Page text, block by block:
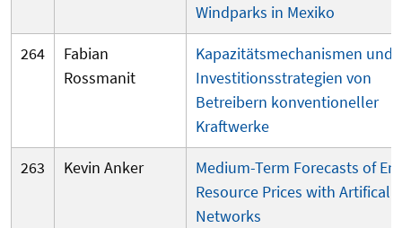
Windparks in Mexiko
264
Fabian
Rossmanit
Kapazitätsmechanismen und
Investitionsstrategien von
Betreibern konventioneller
Kraftwerke
263
Kevin Anker
Medium-Term Forecasts of
Resource Prices with Artifical
Networks